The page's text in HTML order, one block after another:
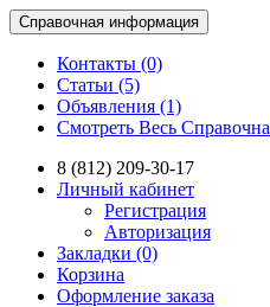
Справочная информация
Контакты (0)
Статьи (5)
Объявления (1)
Смотреть Весь
8 (812) 209-30-17
Личный кабинет
Регистрация
Авторизация
Закладки (0)
Корзина
Оформление заказа